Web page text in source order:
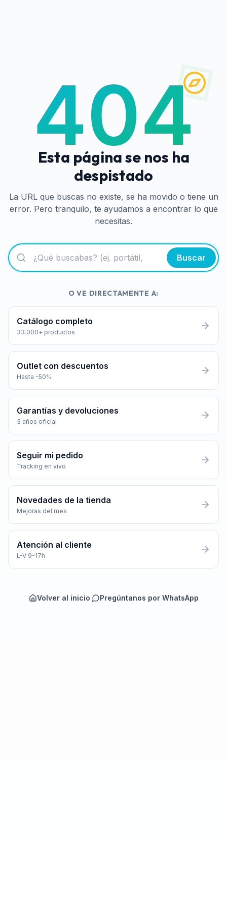
404
Esta página se nos ha
despistado
La URL que buscas no existe, se ha movido o tiene un
error. Pero tranquilo, te ayudamos a encontrar lo que
necesitas.
Buscar
O VE DIRECTAMENTE A:
Catálogo completo
33.000+ productos
Outlet con descuentos
Hasta -50%
Garantías y devoluciones
3 años oficial
Seguir mi pedido
Tracking en vivo
Novedades de la tienda
Mejoras del mes
Atención al cliente
L-V 9-17h
Volver al inicio· Pregúntanos por WhatsApp